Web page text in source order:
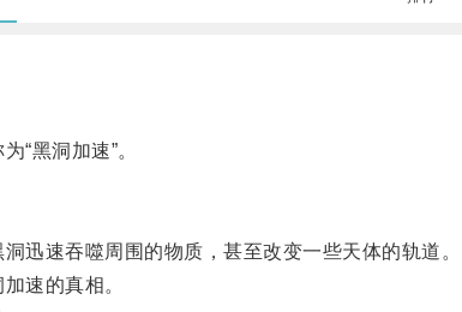
黑洞加速”。
速吞噬周围的物质，甚至改变一些天体的轨道。
速的真相。